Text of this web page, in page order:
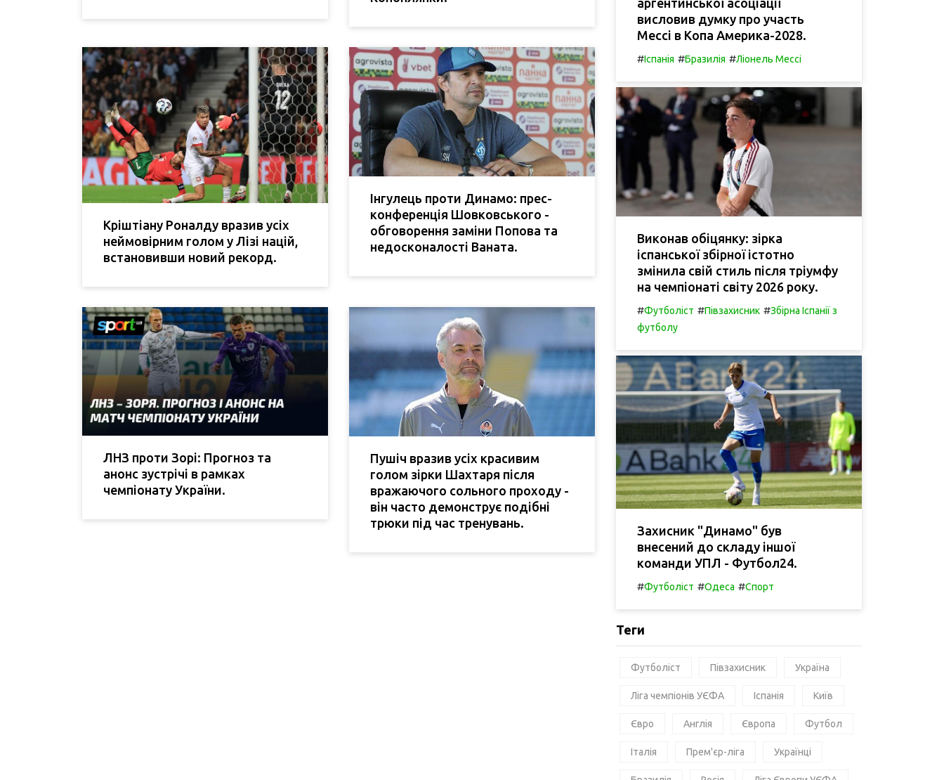
Кріштіану Роналду вразив усіх
неймовірним голом у Лізі націй,
встановивши новий рекорд.
Інгулець проти Динамо: прес-
конференція Шовковського -
обговорення заміни Попова та
недосконалості Ваната.
ЛНЗ проти Зорі: Прогноз та
анонс зустрічі в рамках
чемпіонату України.
Пушіч вразив усіх красивим
голом зірки Шахтаря після
вражаючого сольного проходу -
він часто демонструє подібні
трюки під час тренувань.
аргентинської асоціації
висловив думку про участь
Мессі в Копа Америка-2028.
#Іспанія #Бразилія #Ліонель Мессі
Виконав обіцянку: зірка
іспанської збірної істотно
змінила свій стиль після тріумфу
на чемпіонаті світу 2026 року.
#Футболіст #Півзахисник #Збірна Іспанії з
футболу
Захисник "Динамо" був
внесений до складу іншої
команди УПЛ - Футбол24.
#Футболіст #Одеса #Спорт
Теги
Футболіст Півзахисник Україна
Ліга чемпіонів УЄФА Іспанія Київ
Євро Англія Європа Футбол
Італія Прем'єр-ліга Українці